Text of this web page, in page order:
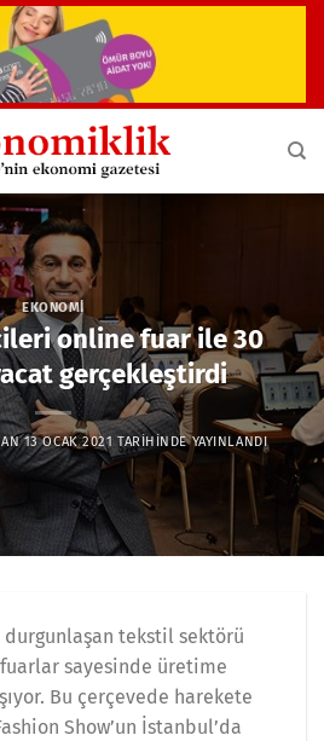
EKONOMI
online fuar ile 30
gerçekleştirdi
13 OCAK 2021 TARIHINDE YAYINLANDI
tekstil sektörü
sayesinde üretime
Bu çerçevede harekete
Show’un İstanbul’da